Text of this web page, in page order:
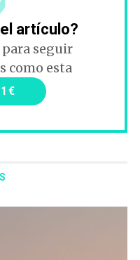
artículo?
seguir
como esta